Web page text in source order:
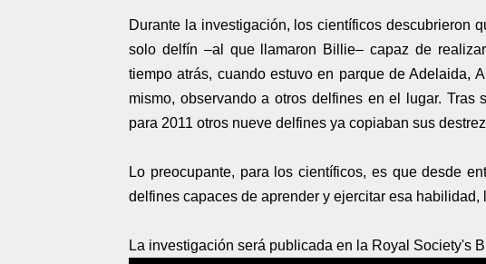
Durante la investigación, los científicos descubrieron
solo delfín –al que llamaron Billie– capaz de
tiempo atrás, cuando estuvo en parque de Adelaida,
mismo, observando a otros delfines en el lugar.
para 2011 otros nueve delfines ya copiaban sus
Lo preocupante, para los científicos, es que desde
delfines capaces de aprender y ejercitar esa
La investigación será publicada en la Royal Society's